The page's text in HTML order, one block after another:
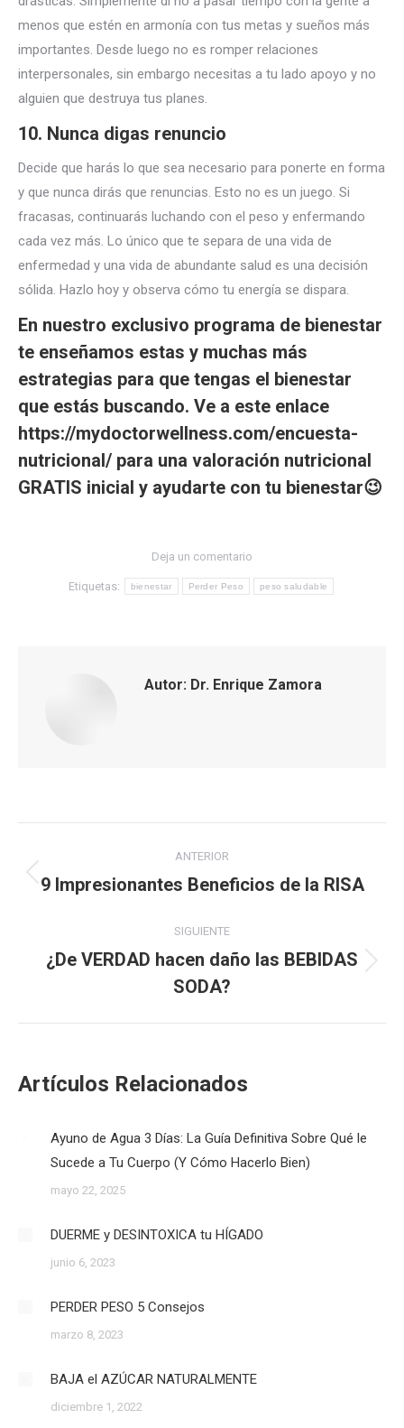
menos que estén en armonía con tus metas y sueños más
importantes. Desde luego no es romper relaciones
interpersonales, sin embargo necesitas a tu lado apoyo y no
alguien que destruya tus planes.
10. Nunca digas renuncio
Decide que harás lo que sea necesario para ponerte en forma
y que nunca dirás que renuncias. Esto no es un juego. Si
fracasas, continuarás luchando con el peso y enfermando
cada vez más. Lo único que te separa de una vida de
enfermedad y una vida de abundante salud es una decisión
sólida. Hazlo hoy y observa cómo tu energía se dispara.
En nuestro exclusivo programa de bienestar
te enseñamos estas y muchas más
estrategias para que tengas el bienestar
que estás buscando. Ve a este enlace
https://mydoctorwellness.com/encuesta-
nutricional/ para una valoración nutricional
GRATIS inicial y ayudarte con tu bienestar😉
Deja un comentario
Etiquetas: bienestar Perder Peso peso saludable
Autor: Dr. Enrique Zamora
entre
publicaciones
ANTERIOR
Publicación
9 Impresionantes Beneficios de la RISA
SIGUIENTE
Publicación
siguiente:
¿De VERDAD hacen daño las BEBIDAS
SODA?
Artículos Relacionados
Ayuno de Agua 3 Días: La Guía Definitiva Sobre Qué le
Sucede a Tu Cuerpo (Y Cómo Hacerlo Bien)
mayo 22, 2025
DUERME y DESINTOXICA tu HÍGADO
junio 6, 2023
PERDER PESO 5 Consejos
marzo 8, 2023
BAJA el AZÚCAR NATURALMENTE
diciembre 1, 2022